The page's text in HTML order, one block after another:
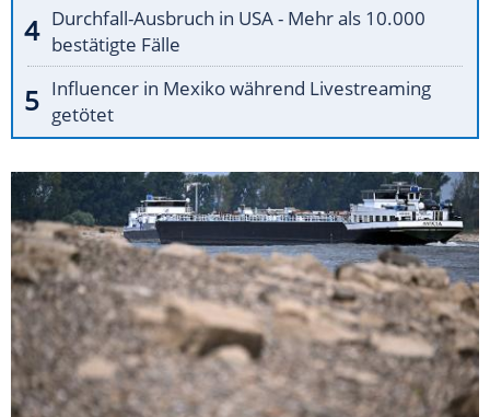
Durchfall-Ausbruch in USA - Mehr als 10.000
bestätigte Fälle
Influencer in Mexiko während Livestreaming
getötet